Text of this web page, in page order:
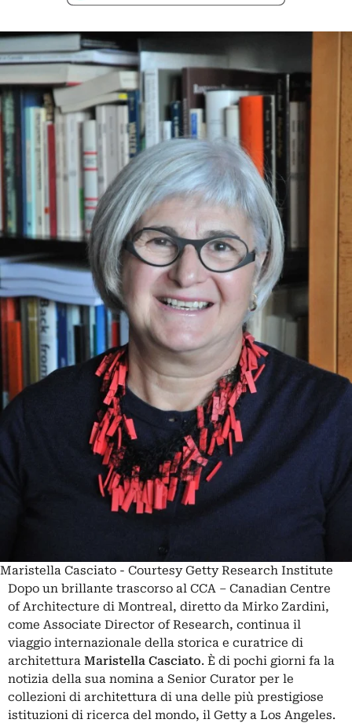
Maristella Casciato - Courtesy Getty Research Institute
Dopo un brillante trascorso al CCA – Canadian Centre
of Architecture di Montreal, diretto da Mirko Zardini,
come Associate Director of Research, continua il
viaggio internazionale della storica e curatrice di
architettura Maristella Casciato. È di pochi giorni fa la
notizia della sua nomina a Senior Curator per le
collezioni di architettura di una delle più prestigiose
istituzioni di ricerca del mondo, il Getty a Los Angeles.